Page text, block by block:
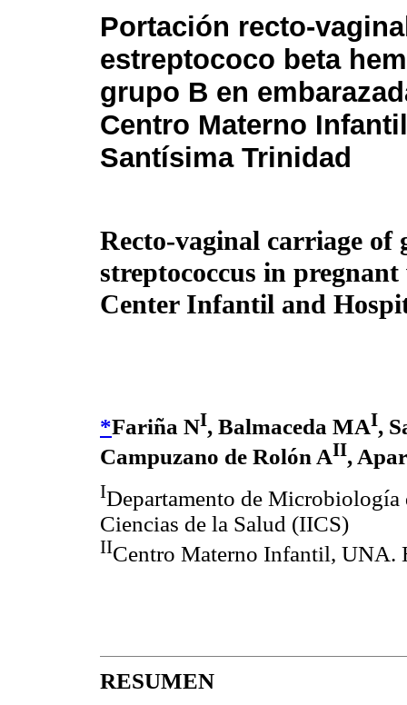
Portación recto-
estreptococo beta
grupo B en
Centro Materno
Santísima Trinidad
Recto-vaginal carriage of
streptococcus in
Center Infantil and
*Fariña NI, Balmaceda MAI,
Campuzano de Rolón AII,
IDepartamento de
Ciencias de la Salud (IICS)
IICentro Materno Infantil, UNA.
RESUMEN